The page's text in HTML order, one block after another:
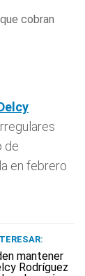
cobran
de
en febrero
mantener
Rodríguez